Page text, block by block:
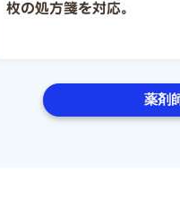
枚の処方箋を対応。
薬剤